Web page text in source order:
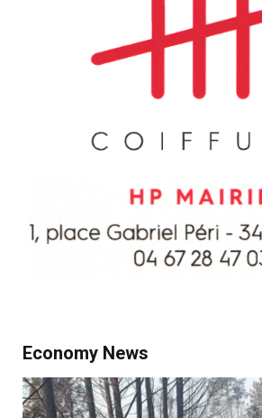
Economy News